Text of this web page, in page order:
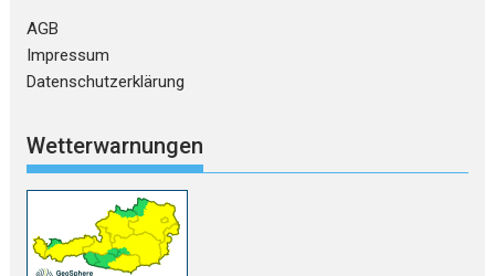
AGB
Impressum
Datenschutzerklärung
Wetterwarnungen